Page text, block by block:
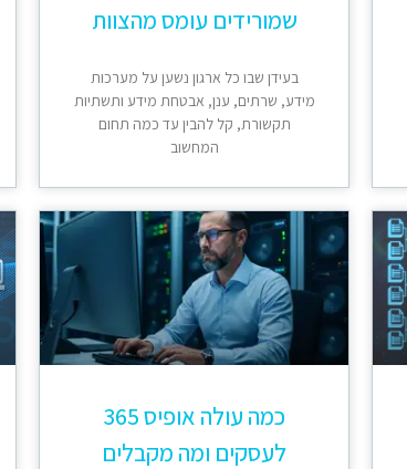
שמורידים עומס מהצוות
בעידן שבו כל ארגון נשען על מערכות
מידע, שרתים, ענן, אבטחת מידע ותשתיות
תקשורת, קל להבין עד כמה תחום
המחשוב
כמה עולה אופיס 365
לעסקים ומה מקבלים